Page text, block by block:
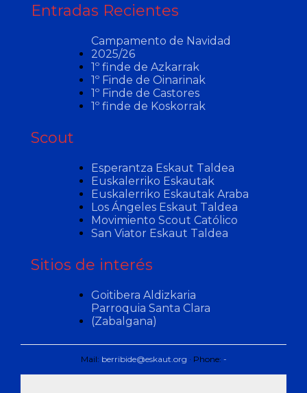
Entradas Recientes
Campamento de Navidad
2025/26
1º finde de Azkarrak
1º Finde de Oinarinak
1º Finde de Castores
1º finde de Koskorrak
Scout
Esperantza Eskaut Taldea
Euskalerriko Eskautak
Euskalerriko Eskautak Araba
Los Ángeles Eskaut Taldea
Movimiento Scout Católico
San Viator Eskaut Taldea
Sitios de interés
Goitibera Aldizkaria
Parroquia Santa Clara
(Zabalgana)
Mail: berribide@eskaut.org · Phone: -